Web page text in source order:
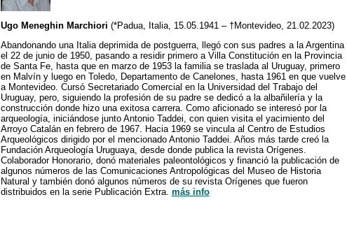
Ugo Meneghin Marchiori (*Padua, Italia, 15.05.1941 – †Montevideo, 21.02.2023)
Abandonando una Italia deprimida de postguerra, llegó con sus padres a la Argentina
el 22 de junio de 1950, pasando a residir primero a Villa Constitución en la Provincia
de Santa Fe, hasta que en marzo de 1953 la familia se traslada al Uruguay, primero
en Malvín y luego en Toledo, Departamento de Canelones, hasta 1961 en que vuelve
a Montevideo. Cursó Secretariado Comercial en la Universidad del Trabajo del
Uruguay, pero, siguiendo la profesión de su padre se dedicó a la albañilería y la
construcción donde hizo una exitosa carrera. Como aficionado se interesó por la
arqueología, iniciándose junto Antonio Taddei, con quien visita el yacimiento del
Arroyo Catalán en febrero de 1967. Hacia 1969 se vincula al Centro de Estudios
Arqueológicos dirigido por el mencionado Antonio Taddei. Años más tarde creó la
Fundación Arqueología Uruguaya, desde donde publica la revista Orígenes.
Colaborador Honorario, donó materiales paleontológicos y financió la publicación de
algunos números de las Comunicaciones Antropológicas del Museo de Historia
Natural y también donó algunos números de su revista Orígenes que fueron
distribuidos en la serie Publicación Extra. más info